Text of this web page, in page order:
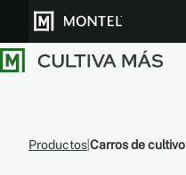
ProductosCarros de cultivo